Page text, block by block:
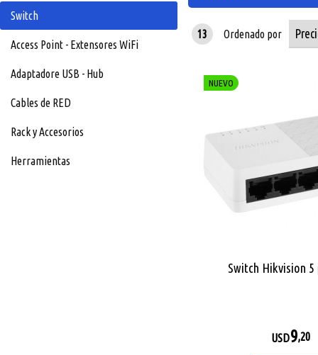
Switch
Access Point - Extensores WiFi
Adaptadore USB - Hub
Cables de RED
Rack y Accesorios
Herramientas
13 Ordenado por
NUEVO
Switch Hikvision 5
USD9,20